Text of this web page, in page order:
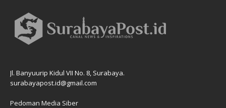
Jl. Banyuurip Kidul VII No. 8, Surabaya.
surabayapost.id@gmail.com
Pedoman Media Siber